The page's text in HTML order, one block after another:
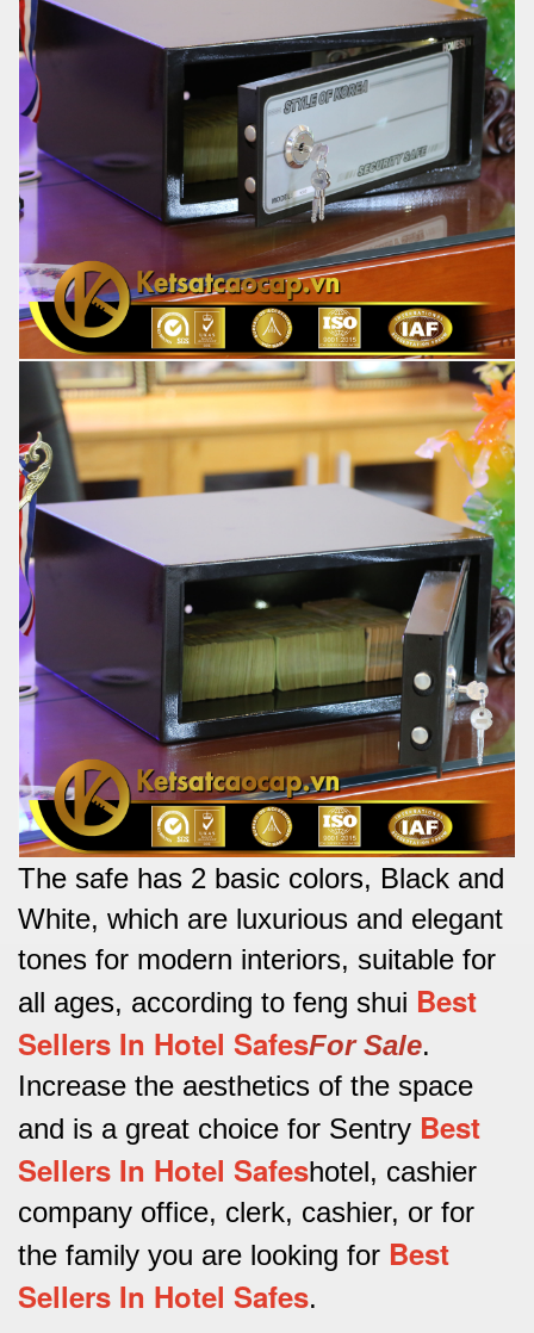
The safe has 2 basic colors, Black and
White, which are luxurious and elegant
tones for modern interiors, suitable for
all ages, according to feng shui Best
Sellers In Hotel SafesFor Sale.
Increase the aesthetics of the space
and is a great choice for Sentry Best
Sellers In Hotel Safeshotel, cashier
company office, clerk, cashier, or for
the family you are looking for Best
Sellers In Hotel Safes.